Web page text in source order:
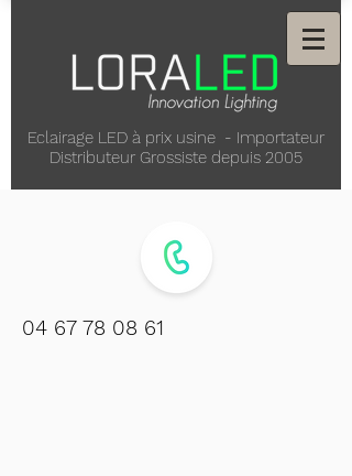
Eclairage LED à prix usine - Importateur
Distributeur Grossiste depuis 2005
04 67 78 08 61